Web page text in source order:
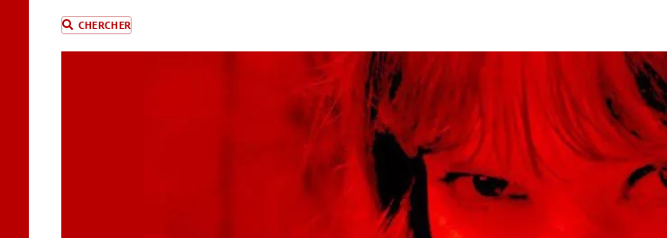
CHERCHER